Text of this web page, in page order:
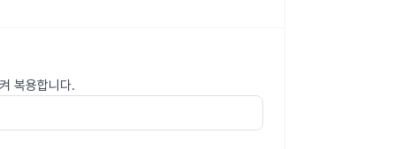
복용합니다.